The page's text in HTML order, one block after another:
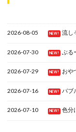
2026-08-05 NEW! 流し
2026-07-30 NEW! ぶる
2026-07-29 NEW! おや
2026-07-16 NEW! バブ
2026-07-10 NEW! 色分